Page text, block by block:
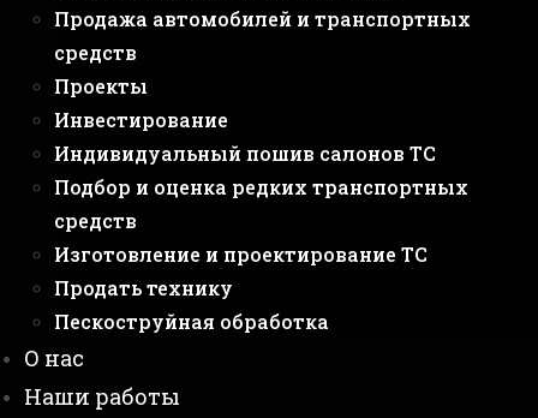
Продажа автомобилей и транспортных
средств
Проекты
Инвестирование
Индивидуальный пошив салонов ТС
Подбор и оценка редких транспортных
средств
Изготовление и проектирование ТС
Продать технику
Пескоструйная обработка
О нас
Наши работы